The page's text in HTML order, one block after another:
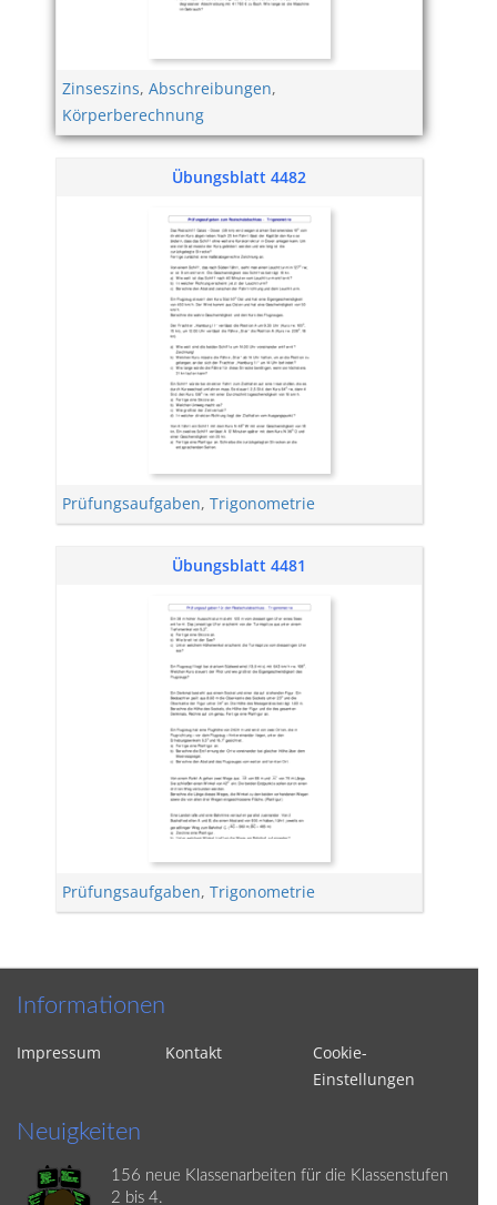
Zinseszins, Abschreibungen,
Körperberechnung
Übungsblatt 4482
Prüfungsaufgaben, Trigonometrie
Übungsblatt 4481
Prüfungsaufgaben, Trigonometrie
Informationen
Impressum Kontakt
Cookie-
Einstellungen
Neuigkeiten
156 neue Klassenarbeiten für die Klassenstufen
2 bis 4.